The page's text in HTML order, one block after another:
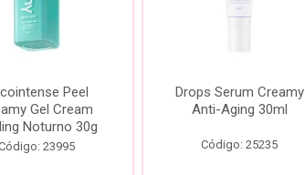
Peel
Gel Cream
Noturno 30g
23995
Drops Serum Creamy
Anti-Aging 30ml
Código: 25235